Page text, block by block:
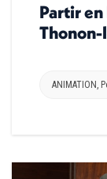
Partir en
ANIMATION ,